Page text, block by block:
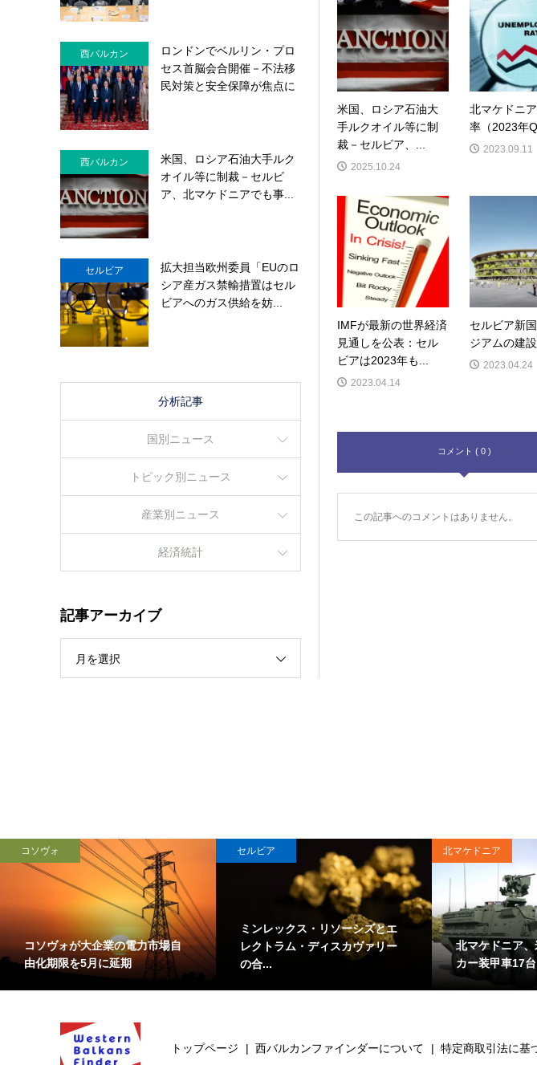
米国、ロシア石油大
手ルクオイル等に制
裁－セルビア、...
2025.10.24
北マケドニ
率（2023年
2023.09.11
IMFが最新の世界経済
見通しを公表：セル
ビアは2023年も...
2023.04.14
セルビア新
ジアムの建
2023.04.24
コメント ( 0 )
この記事へのコメントはありません。
西バルカン
ロンドンでベルリン・プロ
セス首脳会合開催－不法移
民対策と安全保障が焦点に
西バルカン
米国、ロシア石油大手ルク
オイル等に制裁－セルビ
ア、北マケドニアでも事...
セルビア
拡大担当欧州委員「EUのロ
シア産ガス禁輸措置はセル
ビアへのガス供給を妨...
分析記事
国別ニュース
トピック別ニュース
産業別ニュース
経済統計
記事アーカイブ
月を選択
コソヴォ
コソヴォが大企業の電力市場自
由化期限を5月に延期
セルビア
ミンレックス・リソーシズとエ
レクトラム・ディスカヴァリー
の合...
北マケドニア
北マケドニア
カー装甲車17
トップページ 西バルカンファインダーについて 特定商取引法に基